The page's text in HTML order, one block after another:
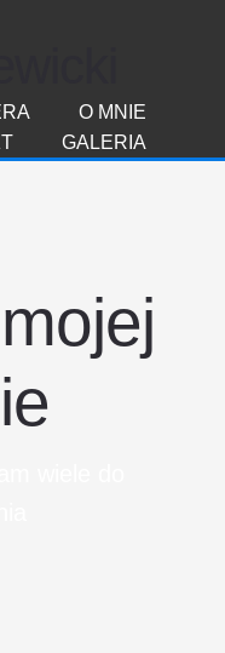
O MNIE
GALERIA